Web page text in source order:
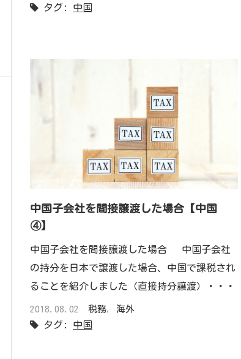
タグ: 中国
中国子会社を間接譲渡した場合【中国
④】
中国子会社を間接譲渡した場合 中国子会社
の持分を日本で譲渡した場合、中国で課税され
ることを紹介しました（直接持分譲渡）・・・
2018.08.02 税務, 海外
タグ: 中国